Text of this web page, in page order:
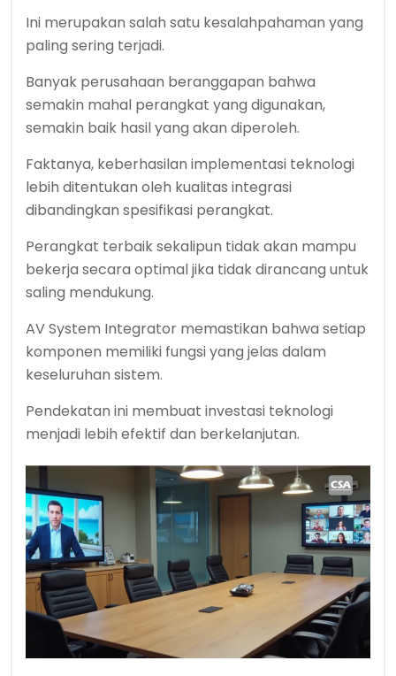
Ini merupakan salah satu kesalahpahaman yang
paling sering terjadi.
Banyak perusahaan beranggapan bahwa
semakin mahal perangkat yang digunakan,
semakin baik hasil yang akan diperoleh.
Faktanya, keberhasilan implementasi teknologi
lebih ditentukan oleh kualitas integrasi
dibandingkan spesifikasi perangkat.
Perangkat terbaik sekalipun tidak akan mampu
bekerja secara optimal jika tidak dirancang untuk
saling mendukung.
AV System Integrator memastikan bahwa setiap
komponen memiliki fungsi yang jelas dalam
keseluruhan sistem.
Pendekatan ini membuat investasi teknologi
menjadi lebih efektif dan berkelanjutan.